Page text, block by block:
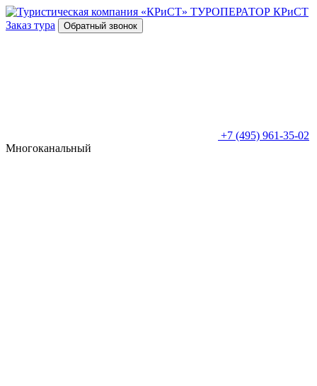
ТУРОПЕРАТОР КРиСТ
Заказ тура
Обратный звонок
+7 (495) 961-35-02
Многоканальный